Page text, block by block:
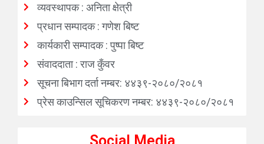
व्यवस्थापक : अनिता क्षेत्री
प्रधान सम्पादक : गणेश बिष्ट
कार्यकारी सम्पादक : पुष्पा बिष्ट
संवाददाता : राज कुँवर
सूचना बिभाग दर्ता नम्बर: ४४३९-२०८०/२०८१
प्रेस काउन्सिल सूचिकरण नम्बर: ४४३९-२०८०/२०८१
Social Media